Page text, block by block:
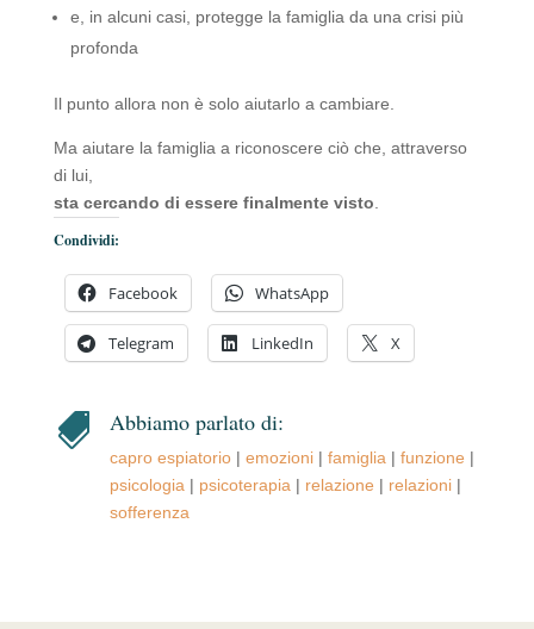
e, in alcuni casi, protegge la famiglia da una crisi più
profonda
Il punto allora non è solo aiutarlo a cambiare.
Ma aiutare la famiglia a riconoscere ciò che, attraverso
di lui,
sta cercando di essere finalmente visto.
Condividi:
Facebook WhatsApp
Telegram LinkedIn X
 Abbiamo parlato di:
capro espiatorio| emozioni| famiglia| funzione |
psicologia| psicoterapia| relazione | relazioni|
sofferenza